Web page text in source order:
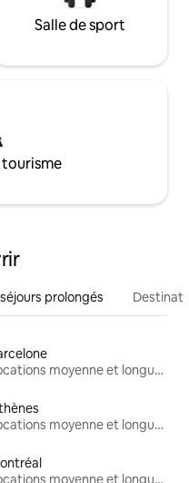
Salle de sport
tourisme
prolongés
Locations moyenne et longue durée
Locations moyenne et longue durée
Locations moyenne et longue durée